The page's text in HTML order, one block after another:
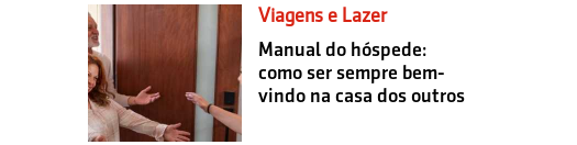
Viagens e Lazer
Manual do hóspede:
como ser sempre bem-
vindo na casa dos outros